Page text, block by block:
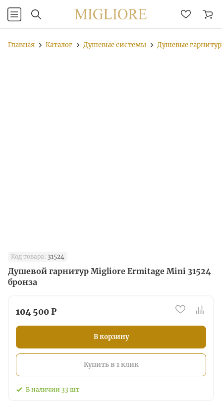
Главная Каталог Душевые системы Душевые
Код товара: 31524
Душевой гарнитур Migliore Ermitage Mini 31524
бронза
104 500 ₽
В корзину
Купить в 1 клик
В наличии 33 шт